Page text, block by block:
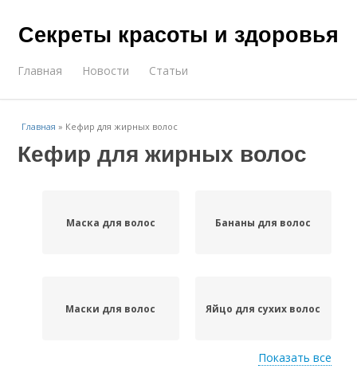
Секреты красоты и здоровья
Главная Новости Статьи
Главная » Кефир для жирных волос
Кефир для жирных волос
Маска для волос Бананы для волос
Маски для волос Яйцо для сухих волос
Показать все